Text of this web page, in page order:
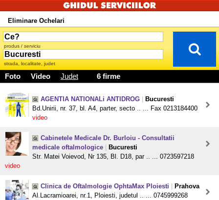
Eliminare Ochelari
produs / serviciu
strada, localitate, judet
Foto Video Judet 6 firme
AGENTIA NATIONALi ANTIDROG
Bucuresti
Bd.Unirii, nr. 37, bl. A4, parter, secto .. ... Fax 0213184400
video
Cabinetele Medicale Dr. Burloiu - Consultatii
medicale oftalmologice
Bucuresti
Str. Matei Voievod, Nr 135, Bl. D18, par .. ... 0723597218
video
Clinica de Oftalmologie OphtaMax Ploiesti
Prahova
Al.Lacramioarei, nr.1, Ploiesti, judetul .. ... 0745999268